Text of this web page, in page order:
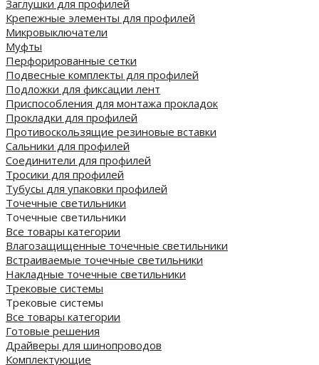
Заглушки для профилей
Крепежные элементы для профилей
Микровыключатели
Муфты
Перфорированные сетки
Подвесные комплекты для профилей
Подложки для фиксации лент
Приспособления для монтажа прокладок
Прокладки для профилей
Противоскользящие резиновые вставки
Сальники для профилей
Соединители для профилей
Тросики для профилей
Тубусы для упаковки профилей
Точечные светильники
Точечные светильники
Все товары категории
Влагозащищенные точечные светильники
Встраиваемые точечные светильники
Накладные точечные светильники
Трековые системы
Трековые системы
Все товары категории
Готовые решения
Драйверы для шинопроводов
Комплектующие